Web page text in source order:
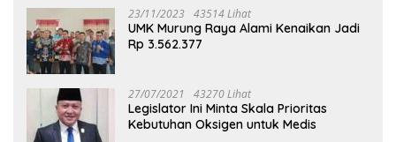
23/11/2023 43514 Lihat
UMK Murung Raya Alami Kenaikan Jadi
Rp 3.562.377
27/07/2021 43270 Lihat
Legislator Ini Minta Skala Prioritas
Kebutuhan Oksigen untuk Medis